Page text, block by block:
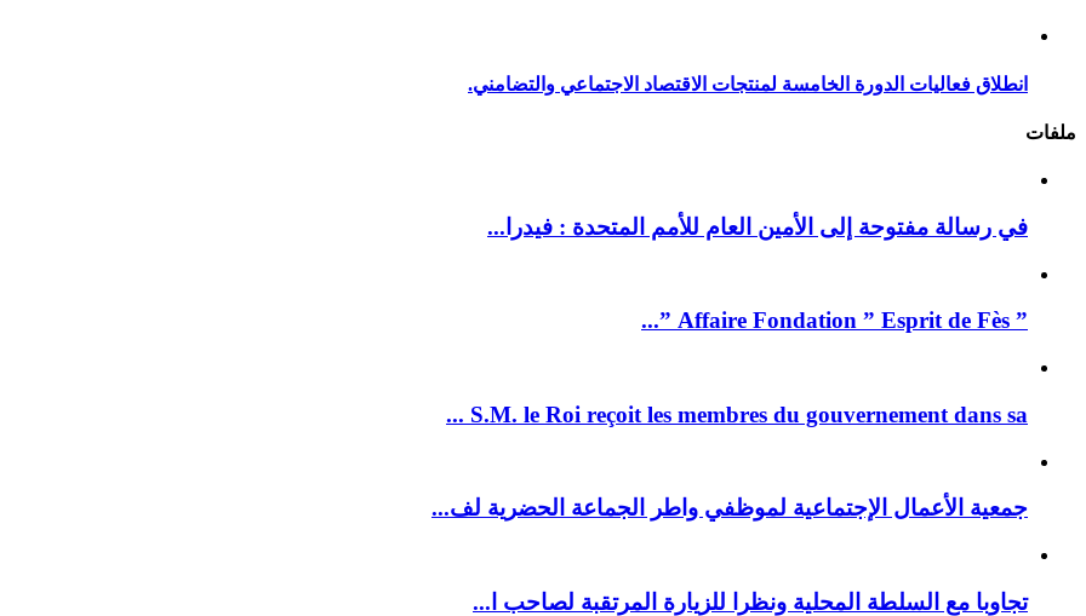
انطلاق فعاليات الدورة الخامسة لمنتجات الاقتصاد الاجتماعي والتضامني.
ملفات
في رسالة مفتوحة إلى الأمين العام للأمم المتحدة : فيدرا...
” Affaire Fondation ” Esprit de Fès ”...
S.M. le Roi reçoit les membres du gouvernement dans sa ...
جمعية الأعمال الإجتماعية لموظفي واطر الجماعة الحضرية لف...
تجاوبا مع السلطة المحلية ونظرا للزيارة المرتقبة لصاحب ا...